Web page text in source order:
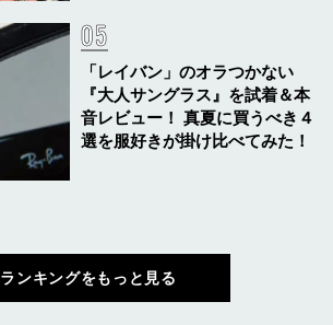
「レイバン」のオラつかない
『大人サングラス』を試着＆本
音レビュー！ 真夏に買うべき４
選を服好きが掛け比べてみた！
ランキングをもっと見る